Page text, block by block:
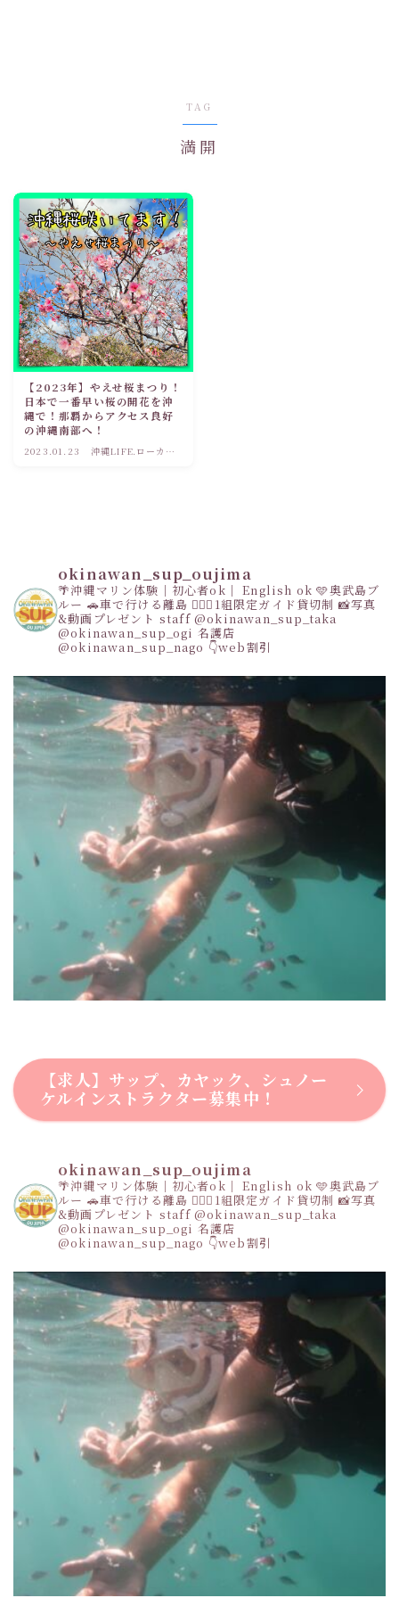
TAG
満開
【2023年】やえせ桜まつり！
日本で一番早い桜の開花を沖
縄で！那覇からアクセス良好
の沖縄南部へ！
2023.01.23
沖縄LIFE.ローカル
okinawan_sup_oujima
🌴沖縄マリン体験｜初心者ok｜ English ok 🩵奥武島ブ
ルー 🚗車で行ける離島 👩‍❤️‍👩1組限定ガイド貸切制 📸写真
&動画プレゼント staff@okinawan_sup_taka
@okinawan_sup_ogi 名護店
@okinawan_sup_nago 👇web割引
【求人】サップ、カヤック、シュノー
ケルインストラクター募集中！
okinawan_sup_oujima
🌴沖縄マリン体験｜初心者ok｜ English ok 🩵奥武島ブ
ルー 🚗車で行ける離島 👩‍❤️‍👩1組限定ガイド貸切制 📸写真
&動画プレゼント staff@okinawan_sup_taka
@okinawan_sup_ogi 名護店
@okinawan_sup_nago 👇web割引